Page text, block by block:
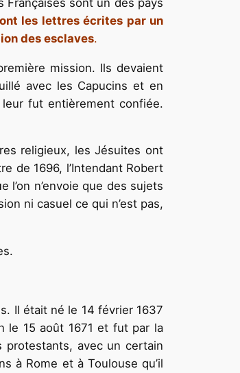
les lettres écrites par un
des esclaves.
mission. Ils devaient
avec les Capucins et en
fut entièrement confiée.
reli­gieux, les Jésuites ont
de 1696, l’Intendant Robert
n’envoie que des sujets
ni casuel ce qui n’est pas,
Il était né le 14 février 1637
le 15 août 1671 et fut par la
protestants, avec un certain
à Rome et à Toulouse qu’il